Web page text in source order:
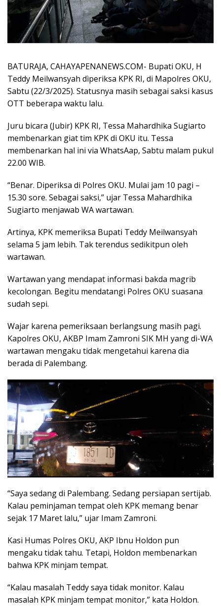
BATURAJA, CAHAYAPENANEWS.COM- Bupati OKU, H
Teddy Meilwansyah dìperiksa KPK RI, di Mapolres OKU,
Sabtu (22/3/2025). Statusnya masih sebagai saksi kasus
OTT beberapa waktu lalu.
Juru bicara (Jubir) KPK RI, Tessa Mahardhika Sugiarto
membenarkan giat tim KPK di OKU itu. Tessa
membenarkan hal ini via WhatsAap, Sabtu malam pukul
22.00 WIB.
“Benar. Diperiksa di Polres OKU. Mulai jam 10 pagi –
15.30 sore. Sebagai saksi,” ujar Tessa Mahardhika
Sugiarto menjawab WA wartawan.
Artinya, KPK memeriksa Bupati Teddy Meilwansyah
selama 5 jam lebih. Tak terendus sedikitpun oleh
wartawan.
Wartawan yang mendapat informasi bakda magrib
kecolongan. Begitu mendatangi Polres OKU suasana
sudah sepi.
Wajar karena pemeriksaan berlangsung masih pagi.
Kapolres OKU, AKBP Imam Zamroni SIK MH yang dì-WA
wartawan mengaku tidak mengetahui karena dia
berada di Palembang.
“Saya sedang di Palembang. Sedang persiapan sertijab.
Kalau peminjaman tempat oleh KPK memang benar
sejak 17 Maret lalu,” ujar Imam Zamroni.
Kasi Humas Polres OKU, AKP Ibnu Holdon pun
mengaku tidak tahu. Tetapi, Holdon membenarkan
bahwa KPK minjam tempat.
“Kalau masalah Teddy saya tidak monitor. Kalau
masalah KPK minjam tempat monitor,” kata Holdon.